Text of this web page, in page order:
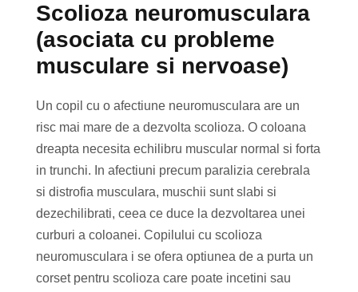
Scolioza neuromusculara
(asociata cu probleme
musculare si nervoase)
Un copil cu o afectiune neuromusculara are un
risc mai mare de a dezvolta scolioza. O coloana
dreapta necesita echilibru muscular normal si forta
in trunchi. In afectiuni precum paralizia cerebrala
si distrofia musculara, muschii sunt slabi si
dezechilibrati, ceea ce duce la dezvoltarea unei
curburi a coloanei. Copilului cu scolioza
neuromusculara i se ofera optiunea de a purta un
corset pentru scolioza care poate incetini sau